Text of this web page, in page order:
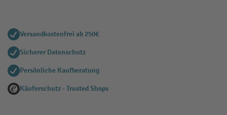
Versandkostenfrei ab 250€
Sicherer Datenschutz
Persönliche Kaufberatung
Käuferschutz - Trusted Shops